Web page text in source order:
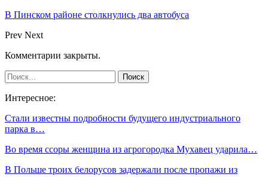
В Пинском районе столкнулись два автобуса
Prev Next
Комментарии закрыты.
Интересное:
Стали известны подробности будущего индустриального
парка в…
Во время ссоры женщина из агрогородка Мухавец ударила…
В Польше троих белорусов задержали после пропажи из